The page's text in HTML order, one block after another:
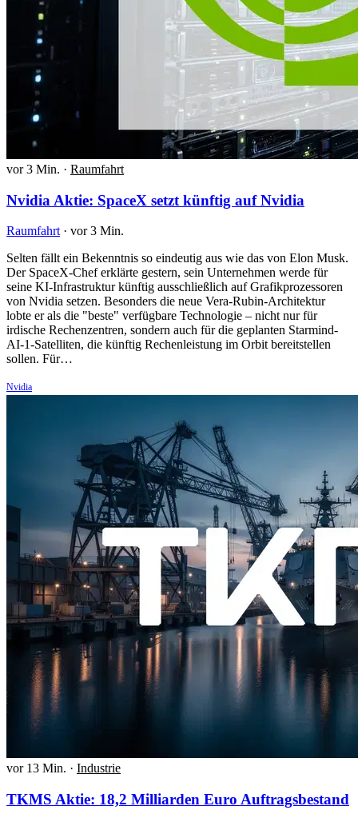
vor 3 Min. · Raumfahrt
Nvidia Aktie: SpaceX setzt künftig auf Nvidia
Raumfahrt · vor 3 Min.
Selten fällt ein Bekenntnis so eindeutig aus wie das von Elon Musk.
Der SpaceX-Chef erklärte gestern, sein Unternehmen werde für
seine KI-Infrastruktur künftig ausschließlich auf Grafikprozessoren
von Nvidia setzen. Besonders die neue Vera-Rubin-Architektur
lobte er als die "beste" verfügbare Technologie – nicht nur für
irdische Rechenzentren, sondern auch für die geplanten Starmind-
AI-1-Satelliten, die künftig Rechenleistung im Orbit bereitstellen
sollen. Für…
Nvidia
vor 13 Min. · Industrie
TKMS Aktie: 18,2 Milliarden Euro Auftragsbestand